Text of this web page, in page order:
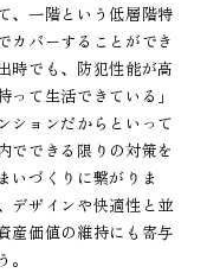
、一階という低層階特
カバーすることができ
時でも、防犯性能が高
て生活できている」
ションだからといって
でできる限りの対策を
いづくりに繋がりま
デザインや快適性と並
産価値の維持にも寄与